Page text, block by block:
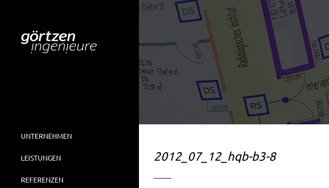
UNTERNEHMEN
LEISTUNGEN
REFERENZEN
2012_07_12_hqb-b3-8